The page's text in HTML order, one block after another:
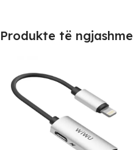
Produkte të ngjashme